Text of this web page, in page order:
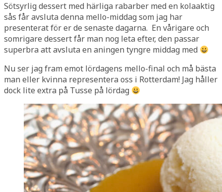
Sötsyrlig dessert med härliga rabarber med en kolaaktig
sås får avsluta denna mello-middag som jag har
presenterat för er de senaste dagarna. En vårigare och
somrigare dessert får man nog leta efter, den passar
superbra att avsluta en aningen tyngre middag med
Nu ser jag fram emot lördagens mello-final och må bästa
man eller kvinna representera oss i Rotterdam! Jag håller
dock lite extra på Tusse på lördag